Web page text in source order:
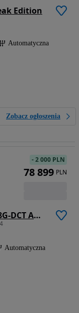
Edition
Automatyczna
Zobacz ogłoszenia
Mercedes-Benz GLA 220 d 4Matic 8G-DCT AMG Line
Automatyczna
-2 000 PLN
78 899 PLN